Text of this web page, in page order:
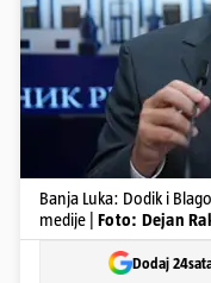
Banja Luka: Dodik i
medije | Foto: Dejan
Dodaj